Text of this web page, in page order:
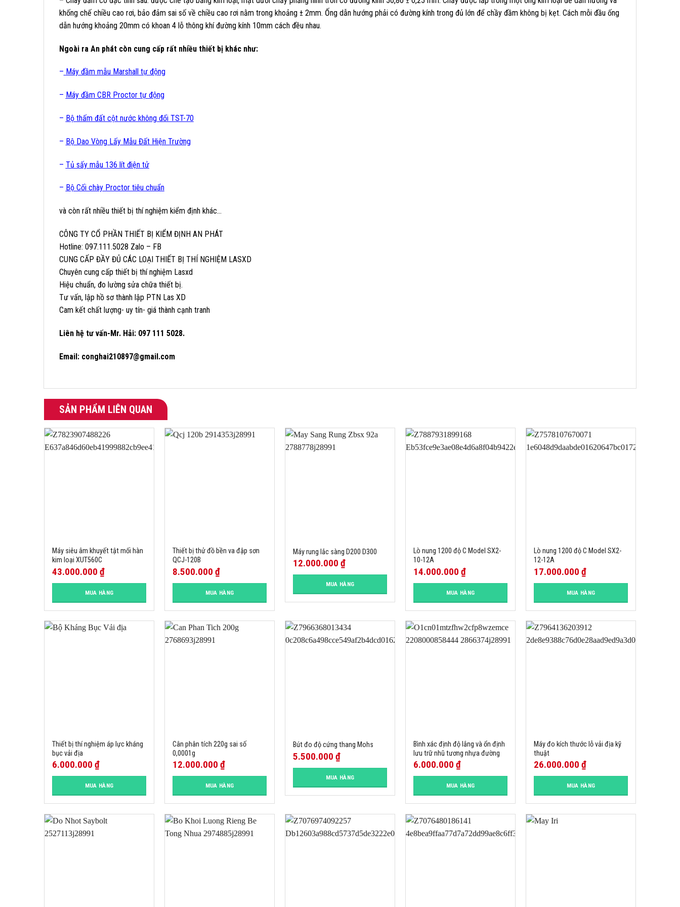
khống chế chiều cao rơi, bảo đảm sai số về chiều cao rơi nằm trong khoảng ± 2mm. Ống dẫn hướng phải có đường kính trong đủ lớn để chầy đầm không bị kẹt. Cách mỗi đầu ống
dẫn hướng khoảng 20mm có khoan 4 lỗ thông khí đường kính 10mm cách đều nhau.
Ngoài ra An phát còn cung cấp rất nhiều thiết bị khác như:
– Máy đầm mẫu Marshall tự động
– Máy đầm CBR Proctor tự động
– Bộ thấm đất cột nước không đổi TST-70
– Bộ Dao Vòng Lấy Mẫu Đất Hiện Trường
– Tủ sấy mẫu 136 lít điện tử
– Bộ Cối chày Proctor tiêu chuẩn
và còn rất nhiều thiết bị thí nghiệm kiểm định khác…
CÔNG TY CỔ PHẦN THIẾT BỊ KIỂM ĐỊNH AN PHÁT
Hotline: 097.111.5028 Zalo – FB
CUNG CẤP ĐẦY ĐỦ CÁC LOẠI THIẾT BỊ THÍ NGHIỆM LASXD
Chuyên cung cấp thiết bị thí nghiệm Lasxd
Hiệu chuẩn, đo lường sửa chữa thiết bị.
Tư vấn, lập hồ sơ thành lập PTN Las XD
Cam kết chất lượng- uy tín- giá thành cạnh tranh
Liên hệ tư vấn-Mr. Hải: 097 111 5028.
Email: conghai210897@gmail.com
SẢN PHẨM LIÊN QUAN
Máy siêu âm khuyết tật mối hàn
kim loại XUT560C
43.000.000 ₫
MUA HÀNG
Thiết bị thử đồ bền va đập sơn
QCJ-120B
8.500.000 ₫
MUA HÀNG
Máy rung lắc sàng D200 D300
12.000.000 ₫
MUA HÀNG
Lò nung 1200 độ C Model SX2-
10-12A
14.000.000 ₫
MUA HÀNG
Lò nung 1200 độ C Model SX2-
12-12A
17.000.000 ₫
MUA HÀNG
Thiết bị thí nghiệm áp lực kháng
bục vải địa
6.000.000 ₫
MUA HÀNG
Cân phân tích 220g sai số
0,0001g
12.000.000 ₫
MUA HÀNG
Bút đo độ cứng thang Mohs
5.500.000 ₫
MUA HÀNG
Bình xác định độ lắng và ổn định
lưu trữ nhũ tương nhựa đường
6.000.000 ₫
MUA HÀNG
Máy đo kích thước lỗ vải địa kỹ
thuật
26.000.000 ₫
MUA HÀNG